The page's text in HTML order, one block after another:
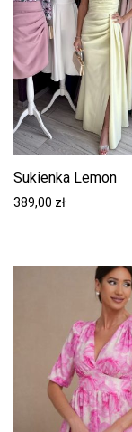
Sukienka Lemon
389,00 zł